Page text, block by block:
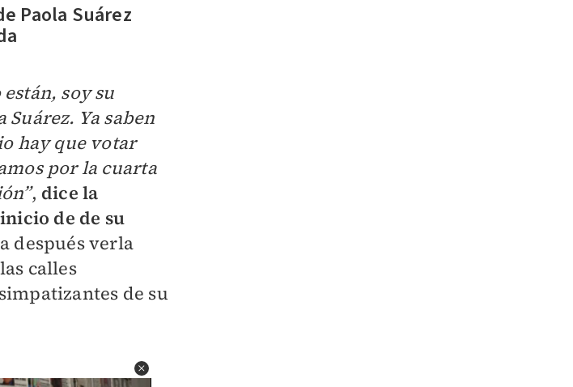
Paola Suárez
soy su
Suárez. Ya saben
hay que votar
por la cuarta
, dice la
de de su
después verla
calles
de su